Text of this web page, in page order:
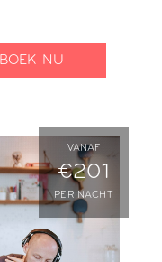
BOEK NU
VANAF
€201
PER NACHT